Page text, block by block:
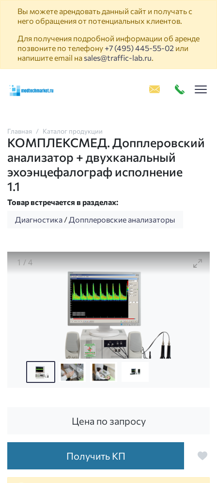
Вы можете арендовать данный сайт и получать с
него обращения от потенциальных клиентов.
Для получения подробной информации об аренде
позвоните по телефону +7 (495) 445-55-02 или
напишите email на sales@traffic-lab.ru.
Главная Каталог продукции
КОМПЛЕКСМЕД. Допплеровский
анализатор + двухканальный
эхоэнцефалограф исполнение
1.1
Товар встречается в разделах:
Диагностика /Допплеровские анализаторы
КОМПЛЕКСМЕД. Допплеровский анализатор +
1/4
Цена по запросу
Получить КП